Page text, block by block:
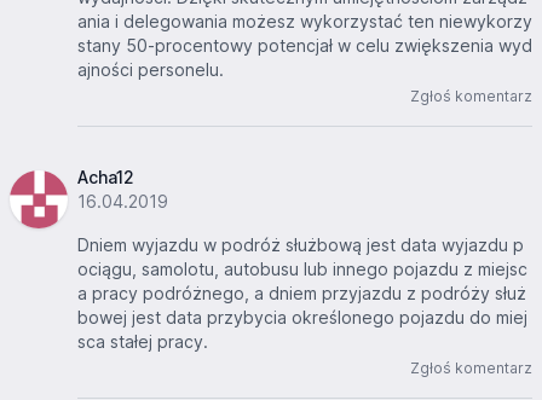
ania i delegowania możesz wykorzystać ten niewykorzy
stany 50-procentowy potencjał w celu zwiększenia wyd
ajności personelu.
Zgłoś komentarz
Acha12
16.04.2019
Dniem wyjazdu w podróż służbową jest data wyjazdu p
ociągu, samolotu, autobusu lub innego pojazdu z miejsc
a pracy podróżnego, a dniem przyjazdu z podróży służ
bowej jest data przybycia określonego pojazdu do miej
sca stałej pracy.
Zgłoś komentarz